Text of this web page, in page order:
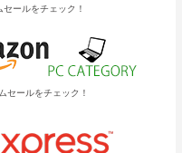
ールをチェック！
セールをチェック！